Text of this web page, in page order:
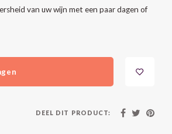
van uw wijn met een paar dagen of
DEEL DIT PRODUCT: